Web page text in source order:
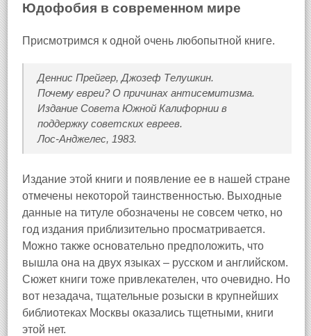
Юдофобия в современном мире
Присмотримся к одной очень любопытной книге.
Деннис Прейгер, Джозеф Телушкин.
Почему евреи? О причинах антисемитизма.
Издание Совета Южной Калифорнии в
поддержку советских евреев.
Лос‑Анджелес, 1983.
Издание этой книги и появление ее в нашей стране
отмечены некоторой таинственностью. Выходные
данные на титуле обозначены не совсем четко, но
год издания приблизительно просматривается.
Можно также основательно предположить, что
вышла она на двух языках – русском и английском.
Сюжет книги тоже привлекателен, что очевидно. Но
вот незадача, тщательные розыски в крупнейших
библиотеках Москвы оказались тщетными, книги
этой нет.